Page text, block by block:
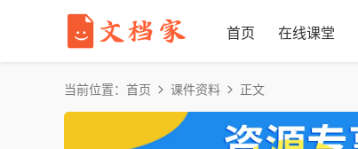
首页 在线课堂
当前位置： 首页 课件资料 正文